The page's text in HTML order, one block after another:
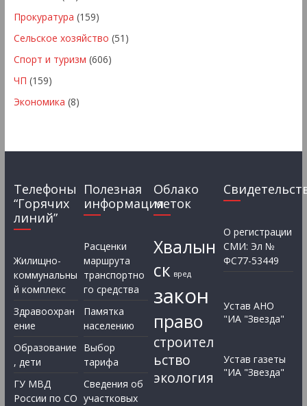
Прокуратура (159)
Сельское хозяйство (51)
Спорт и туризм (606)
ЧП (159)
Экономика (8)
Телефоны
“Горячих
линий”
Жилищно-
коммунальны
й комплекс
Здравоохран
ение
Образование
, дети
ГУ МВД
России по СО
Полезная
информация
Расценки
маршрута
транспортно
го средства
Памятка
населению
Выбор
тарифа
Сведения об
участковых
Облако
меток
Хвалын
ск вред
закон
право
строител
ьство
экология
О регистрации
СМИ: Эл №
ФС77-53449
Устав АНО
"ИА "Звезда"
Устав газеты
"ИА "Звезда"